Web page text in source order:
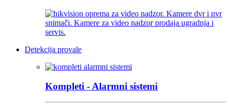
Detekcija provale
Kompleti - Alarmni sistemi